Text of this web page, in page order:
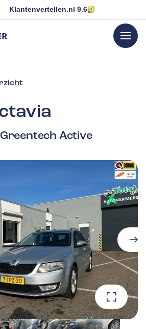
Klantenvertellen.nl 9.6
menu
Active